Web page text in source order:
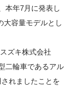
本年7月に発表し
大容量モデルとし
ズキ株式会社
二輪車であるアル
れましたことを